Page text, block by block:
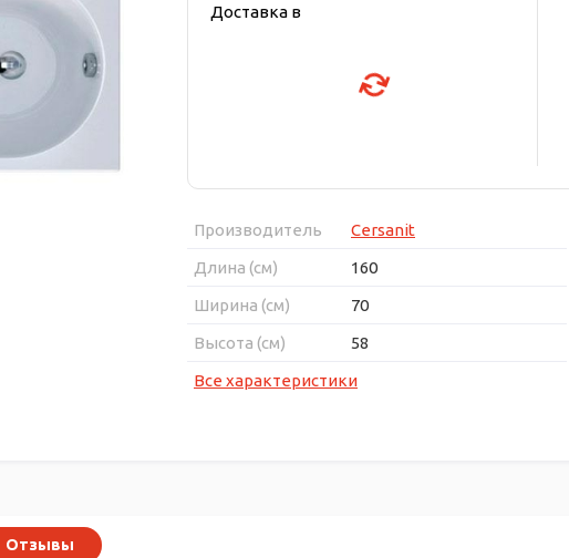
Доставка в
Производитель
Cersanit
Длина (см)
160
Ширина (см)
70
Высота (см)
58
Все характеристики
Отзывы